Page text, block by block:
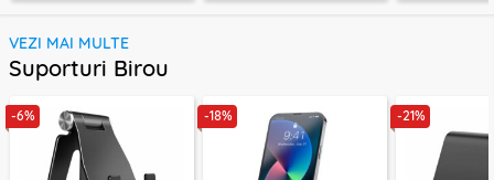
VEZI MAI MULTE
Suporturi Birou
-6% -18% -21%